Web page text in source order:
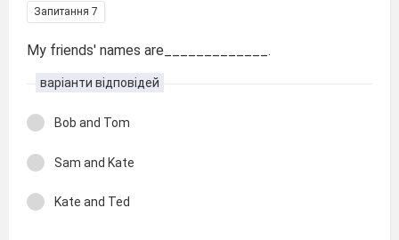
Запитання 7
My friends' names are_____________.
варіанти відповідей
Bob and Tom
Sam and Kate
Kate and Ted